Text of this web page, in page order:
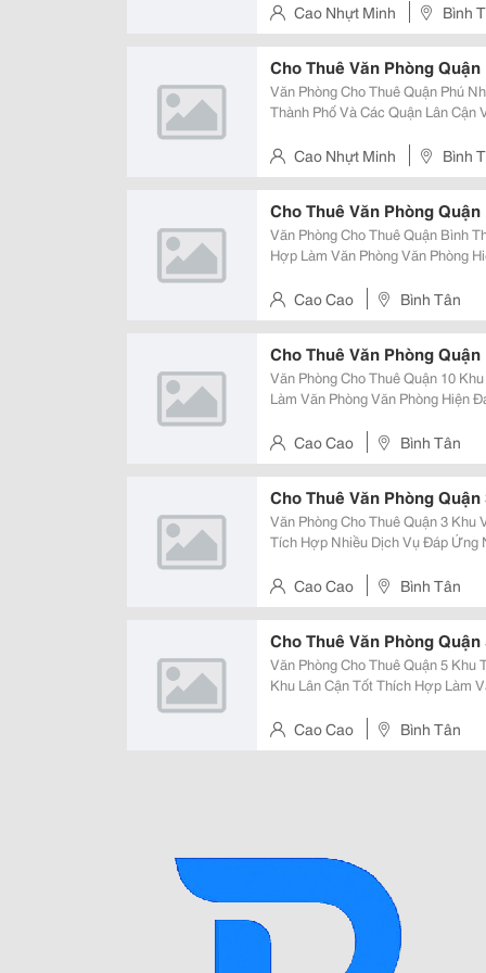
Cho Thuê : Từ 8 Usd/M2 Đến 20
Cao Nhựt Minh Bình
Cho Thuê Văn Phòng
Văn Phòng Cho Thuê Quận Phú
Thành Phố Và Các Quận Lân Cận Văn Phòng Hiện Đại, Đáp Ứng Nhu Cầu Của
200M2 ) Giá Cho Thuê : Từ 8 &
Cao Nhựt Minh Bình
Cho Thuê Văn Phòng
Văn Phòng Cho Thuê Quận Bình
Hợp Làm Văn Phòng Văn Phòng Hiện Đại Đáp Ứng Nhu Cầu Của Khách Hàng
: Từ 8 &Ndash; 22Usd/M2 Độ
Cao Cao Bình Tân
Cho Thuê Văn Phòng Quận
Văn Phòng Cho Thuê Quận 10
Làm Văn Phòng Văn Phòng Hiện Đại, Sang Trọng, Đáp Ứng Yêu Cầu Khách
Cho Thuê : Từ 12 &Ndash; 24 Usd/
Cao Cao Bình Tân
Cho Thuê Văn Phòng Quận
Văn Phòng Cho Thuê Quận 3 Khu Vực Trung
Tích Hợp Nhiều Dịch Vụ Đáp Ứng Nhu Cầu
Đội Ngũ Nhân Viên Tư Vấn
Cao Cao Bình Tân
Cho Thuê Văn Phòng Quận
Văn Phòng Cho Thuê Quận 5 Khu
Khu Lân Cận Tốt Thích Hợp Làm Văn Phòng Văn Phòng
&Ndash; 200M2 ) Giá Cho Thuê : T
Cao Cao Bình Tân